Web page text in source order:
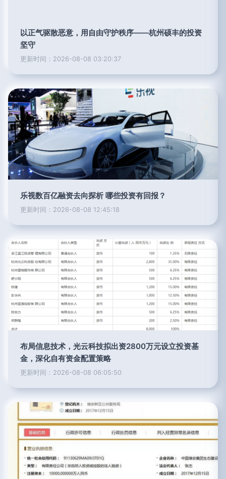
以正气驱散恶意，用自由守护秩序——杭州硕丰的投资
坚守
更新时间：2026-08-08 03:20:37
乐视数百亿融资去向探析 哪些投资有回报？
更新时间：2026-08-08 12:45:18
布局信息技术，光云科技拟出资2800万元设立投资基
金，深化自有资金配置策略
更新时间：2026-08-08 06:05:50